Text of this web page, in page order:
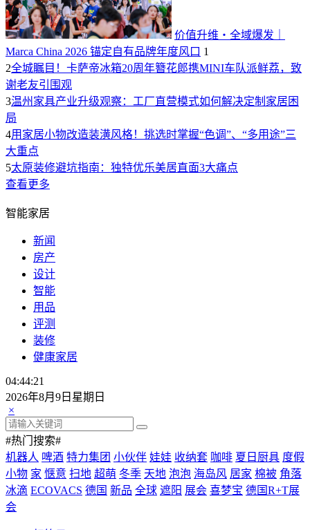
价值升维・全域爆发｜
Marca China 2026 锚定自有品牌年度风口 1
2全城瞩目！卡萨帝冰箱20周年簪花郎携MINI车队派鲜荔，致
谢老友引围观
3温州家具产业升级观察：工厂直营模式如何解决定制家居困
局
4用家居小物改造装潢风格！挑选时掌握“色调”、“多用途”三
大重点
5太原装修避坑指南：独特优乐美居直面3大痛点
查看更多
智能家居
新闻
房产
设计
智能
用品
评测
装修
健康家居
04:44:22
2026年8月9日星期日
×
#热门搜索#
机器人 啤酒 特力集团 小伙伴 娃娃 收纳套 咖啡 夏日厨具 度假
小物 家 惬意 扫地 超萌 冬季 天地 泡泡 海岛风 居家 棉被 角落
冰滴 ECOVACS 德国 新品 全球 遮阳 展会 喜梦宝 德国R+T展
会